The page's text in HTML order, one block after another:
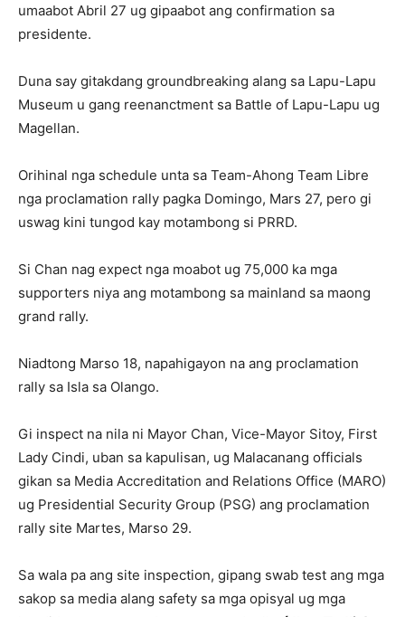
umaabot Abril 27 ug gipaabot ang confirmation sa
presidente.
Duna say gitakdang groundbreaking alang sa Lapu-Lapu
Museum u gang reenanctment sa Battle of Lapu-Lapu ug
Magellan.
Orihinal nga schedule unta sa Team-Ahong Team Libre
nga proclamation rally pagka Domingo, Mars 27, pero gi
uswag kini tungod kay motambong si PRRD.
Si Chan nag expect nga moabot ug 75,000 ka mga
supporters niya ang motambong sa mainland sa maong
grand rally.
Niadtong Marso 18, napahigayon na ang proclamation
rally sa Isla sa Olango.
Gi inspect na nila ni Mayor Chan, Vice-Mayor Sitoy, First
Lady Cindi, uban sa kapulisan, ug Malacanang officials
gikan sa Media Accreditation and Relations Office (MARO)
ug Presidential Security Group (PSG) ang proclamation
rally site Martes, Marso 29.
Sa wala pa ang site inspection, gipang swab test ang mga
sakop sa media alang safety sa mga opisyal ug mga